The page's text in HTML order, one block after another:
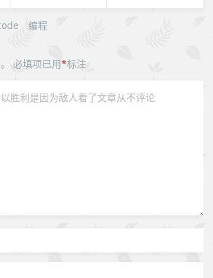
编程
必填项已用*标注